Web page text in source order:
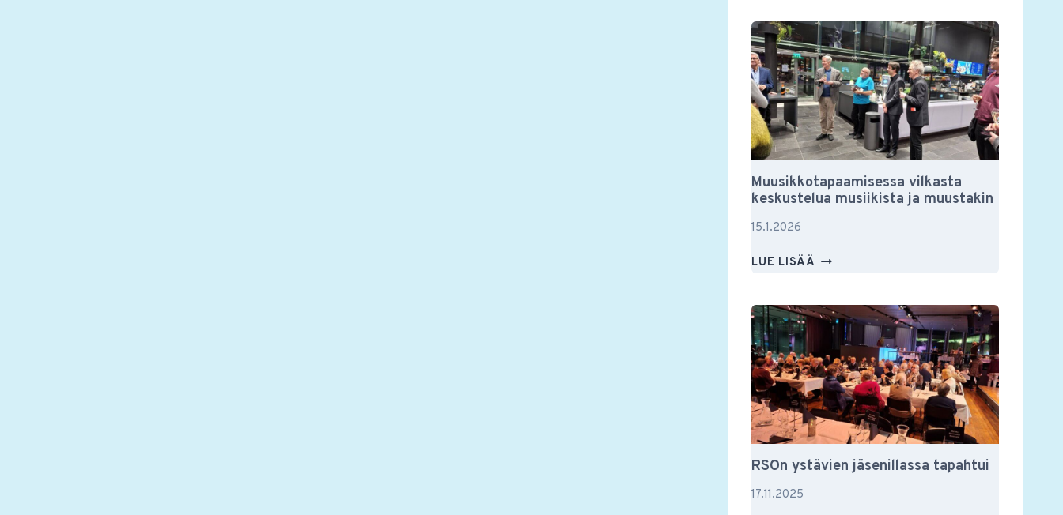
2026
Muusikkotapaamisessa vilkasta
keskustelua musiikista ja muustakin
15.1.2026
LUE LISÄÄ MUUSIKKOTAPAAMISESSA
MUSIIKISTA
MUUSTAKIN
RSOn ystävien jäsenillassa tapahtui
17.11.2025